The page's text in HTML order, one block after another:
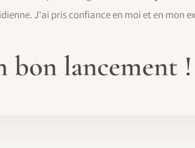
J'ai pris confiance en moi et en mon
bon lancement !